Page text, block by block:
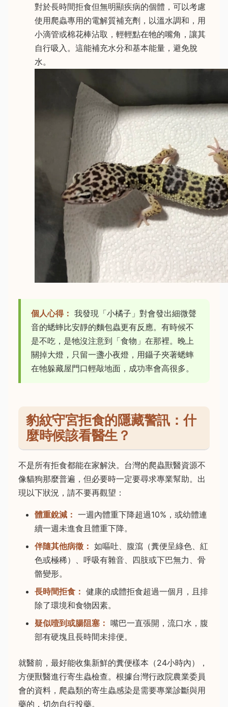
對於長時間拒食但無明顯疾病的個體，可以考慮
使用爬蟲專用的電解質補充劑，以溫水調和，用
小滴管或棉花棒沾取，輕輕點在牠的嘴角，讓其
自行吸入。這能補充水分和基本能量，避免脫
水。
個人心得： 我發現「小橘子」對會發出細微聲
音的蟋蟀比安靜的麵包蟲更有反應。有時候不
是不吃，是牠沒注意到「食物」在那裡。晚上
關掉大燈，只留一盞小夜燈，用鑷子夾著蟋蟀
在牠躲藏屋門口輕敲地面，成功率會高很多。
豹紋守宮拒食的隱藏警訊：什
麼時候該看醫生？
不是所有拒食都能在家解決。台灣的爬蟲獸醫資源不
像貓狗那麼普遍，但必要時一定要尋求專業幫助。出
現以下狀況，請不要再觀望：
體重銳減： 一週內體重下降超過10%，或幼體連
續一週未進食且體重下降。
伴隨其他病徵： 如嘔吐、腹瀉（糞便呈綠色、紅
色或極稀）、呼吸有雜音、四肢或下巴無力、骨
骼變形。
長時間拒食： 健康的成體拒食超過一個月，且排
除了環境和食物因素。
疑似噎到或腸阻塞： 嘴巴一直張開，流口水，腹
部有硬塊且長時間未排便。
就醫前，最好能收集新鮮的糞便樣本（24小時內），
方便獸醫進行寄生蟲檢查。根據台灣行政院農業委員
會的資料，爬蟲類的寄生蟲感染是需要專業診斷與用
藥的，切勿自行投藥。